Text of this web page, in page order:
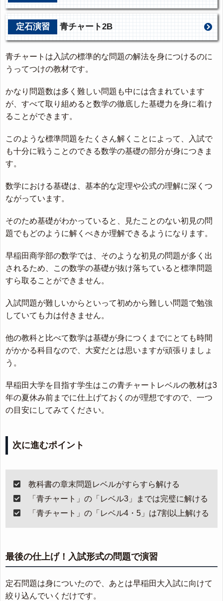
定石演習 青チャート2B
青チャートは入試の標準的な問題の解法を身につけるのに
うってつけの教材です。
かなり問題数は多く難しい問題も中には含まれています
が、すべて取り組めると数学の徹底した基礎力を身に着け
ることができます。
このような標準問題をたくさん解くことによって、入試で
も十分に戦うことのできる数学の基礎の部分が身につきま
す。
数学における基礎は、基本的な定理や公式の理解に深くつ
ながっています。
そのため基礎がわかっていると、見たことのない初見の問
題でもどのように解くべきか理解できるようになります。
早稲田商学部の数学では、そのような初見の問題が多く出
されるため、この数学の基礎が抜け落ちていると標準問題
すら取ることができません。
入試問題が難しいからといって初めから難しい問題で勉強
していても力は付きません。
他の教科と比べて数学は基礎が身につくまでにとても時間
がかかる科目なので、大変だとは思いますが頑張りましょ
う。
早稲田大学を目指す学生はこの青チャートレベルの教材は3
年の夏休み前までに仕上げておくのが理想ですので、一つ
の目安にしてみてください。
次に進むポイント
教科書の章末問題レベルがすらすら解ける
「青チャート」の「レベル3」までは完璧に解ける
「青チャート」の「レベル4・5」は7割以上解ける
最後の仕上げ！入試形式の問題で演習
定石問題は身についたので、あとは早稲田大入試に向けて
絞り込んでいくだけです。